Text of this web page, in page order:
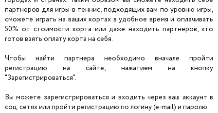
партнеров для игры в теннис, подходящих вам по уровню игры,
сможете играть на ваших кортах в удобное время и оплачивать
50% от стоимости корта или даже находить партнеров, кто
готов взять оплату корта на себя.
Чтобы найти партнера необходимо вначале пройти
регистрацию на сайте, нажатием на кнопку
"Зарегистрироваться".
Вы можете зарегистрироваться и входить через ваш аккаунт в
соц. сетях или пройти регистрацию по логину (e-mail) и паролю.